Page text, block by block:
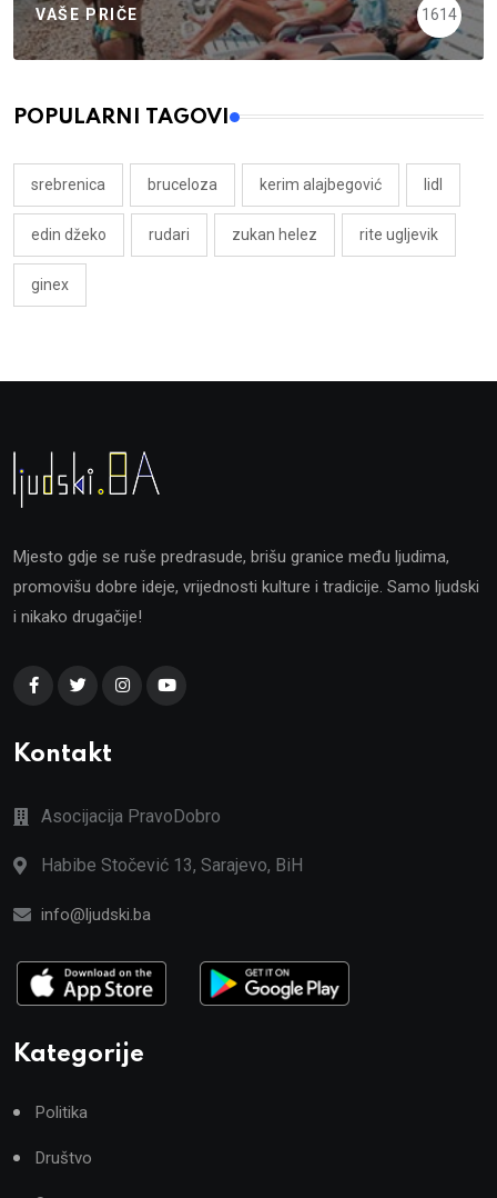
VAŠE PRIČE 1614
POPULARNI TAGOVI
srebrenica bruceloza kerim alajbegović lidl
edin džeko rudari zukan helez rite ugljevik
ginex
Mjesto gdje se ruše predrasude, brišu granice među ljudima,
promovišu dobre ideje, vrijednosti kulture i tradicije. Samo ljudski
i nikako drugačije!
Kontakt
Asocijacija PravoDobro
Habibe Stočević 13, Sarajevo, BiH
info@ljudski.ba
Kategorije
Politika
Društvo